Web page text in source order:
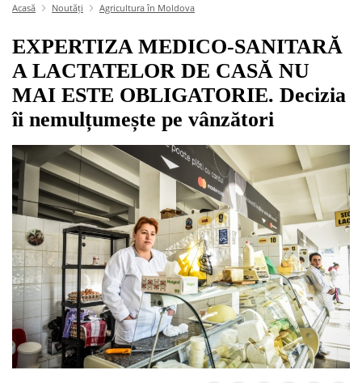
Acasă Noutăți Agricultura în Moldova
EXPERTIZA MEDICO-SANITARĂ
A LACTATELOR DE CASĂ NU
MAI ESTE OBLIGATORIE. Decizia
îi nemulțumește pe vânzători